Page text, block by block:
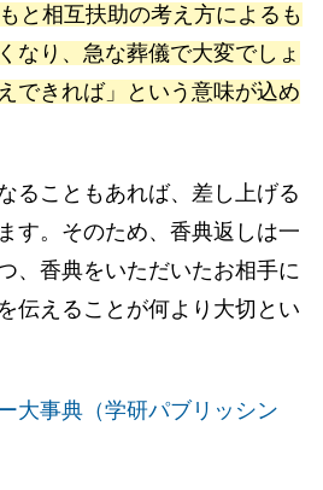
と相互扶助の考え方によるも
なり、急な葬儀で大変でしょ
できれば」という意味が込め
ることもあれば、差し上げる
す。そのため、香典返しは一
、香典をいただいたお相手に
伝えることが何より大切とい
大事典（学研パブリッシン